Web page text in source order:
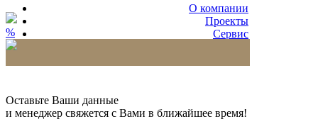
О компании
Проекты
Сервис
%
Оставьте Ваши данные
и менеджер свяжется с Вами в ближайшее время!